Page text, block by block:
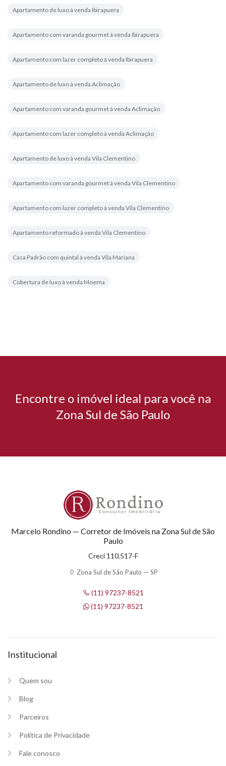
Apartamento de luxo à venda Ibirapuera
Apartamento com varanda gourmet à venda Ibirapuera
Apartamento com lazer completo à venda Ibirapuera
Apartamento de luxo à venda Aclimação
Apartamento com varanda gourmet à venda Aclimação
Apartamento com lazer completo à venda Aclimação
Apartamento de luxo à venda Vila Clementino
Apartamento com varanda gourmet à venda Vila Clementino
Apartamento com lazer completo à venda Vila Clementino
Apartamento reformado à venda Vila Clementino
Casa Padrão com quintal à venda Vila Mariana
Cobertura de luxo à venda Moema
Encontre o imóvel ideal para você na
Zona Sul de São Paulo
Marcelo Rondino — Corretor de Imóveis na Zona Sul de São
Paulo
Creci 110.517-F
Zona Sul de São Paulo — SP
(11) 97237-8521
(11) 97237-8521
Institucional
Quem sou
Blog
Parceiros
Política de Privacidade
Fale conosco